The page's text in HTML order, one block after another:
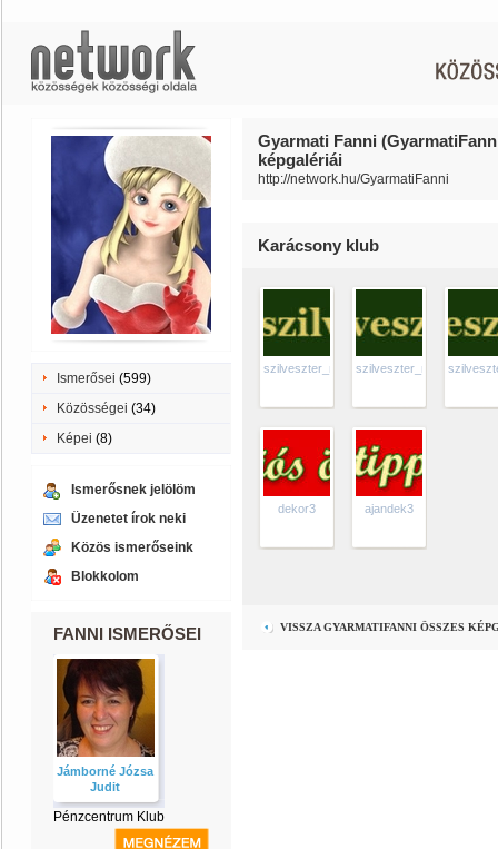
Ismerősei (599)
Közösségei (34)
Képei (8)
Ismerősnek jelölöm
Üzenetet írok neki
Közös ismerőseink
Blokkolom
FANNI ISMERŐSEI
Jámborné Józsa
Judit
Pénzcentrum Klub
Gyarmati Fanni
képgalériái
http://network.hu/GyarmatiFanni
Karácsony klub
szilveszter_menu4szilveszter_menu3
dekor3 ajandek3
VISSZA GYARMATIFANNI ÖSSZES